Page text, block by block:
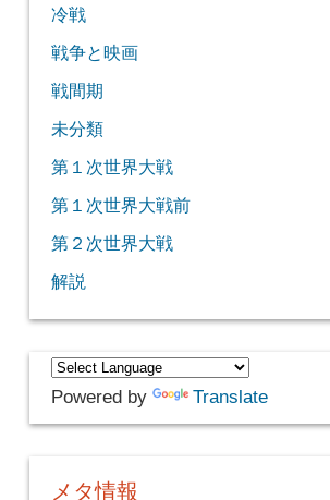
冷戦
戦争と映画
戦間期
未分類
第１次世界大戦
第１次世界大戦前
第２次世界大戦
解説
Powered by Translate
メタ情報